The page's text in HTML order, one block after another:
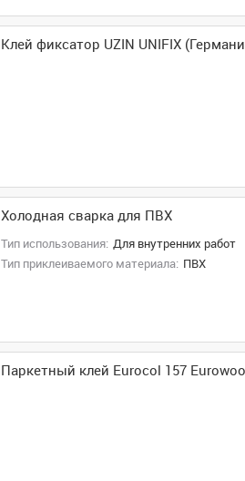
Клей фиксатор UZIN UNIFIX
Холодная сварка для ПВХ
Тип использования: Для внутренних работ
Тип приклеиваемого материала: ПВХ
Паркетный клей Eurocol 157